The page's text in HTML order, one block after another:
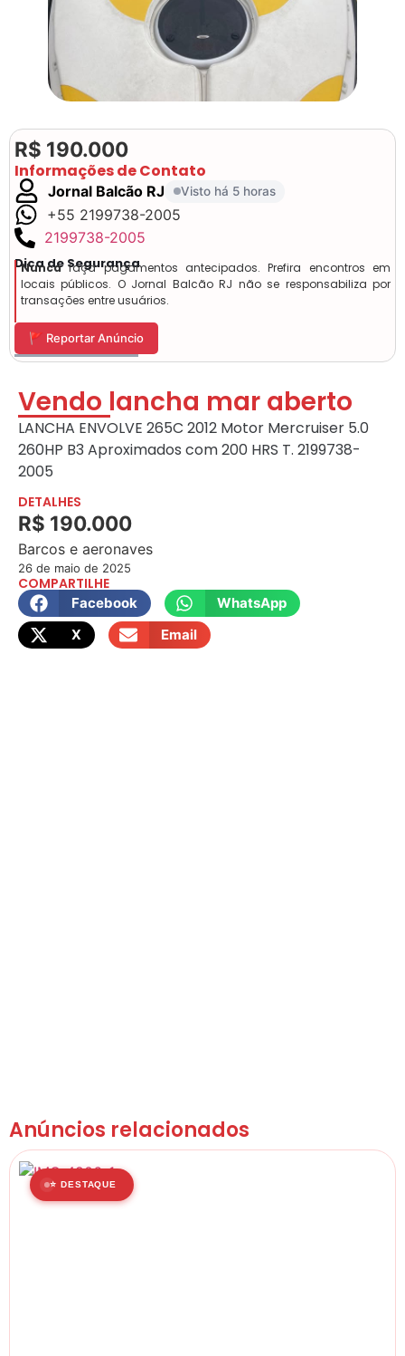
R$ 190.000
Informações de Contato
Jornal Balcão RJ Visto há 5 horas
+55 2199738-2005
2199738-2005
Dica de Segurança
Nuncafaça pagamentos antecipados. Prefira encontros em
locais públicos. O Jornal Balcão RJ não se responsabiliza por
transações entre usuários.
🚩 Reportar Anúncio
Vendo lancha mar aberto
LANCHA ENVOLVE 265C 2012 Motor Mercruiser 5.0
260HP B3 Aproximados com 200 HRS T. 2199738-
2005
DETALHES
R$ 190.000
Barcos e aeronaves
26 de maio de 2025
COMPARTILHE
Facebook
WhatsApp
X
Email
Anúncios relacionados
⭐ DESTAQUE